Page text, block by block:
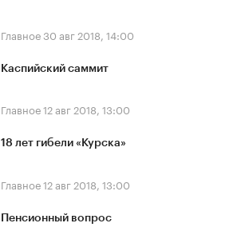
Главное30 авг 2018, 14:00
Каспийский саммит
Главное12 авг 2018, 13:00
18 лет гибели «Курска»
Главное12 авг 2018, 13:00
Пенсионный вопрос